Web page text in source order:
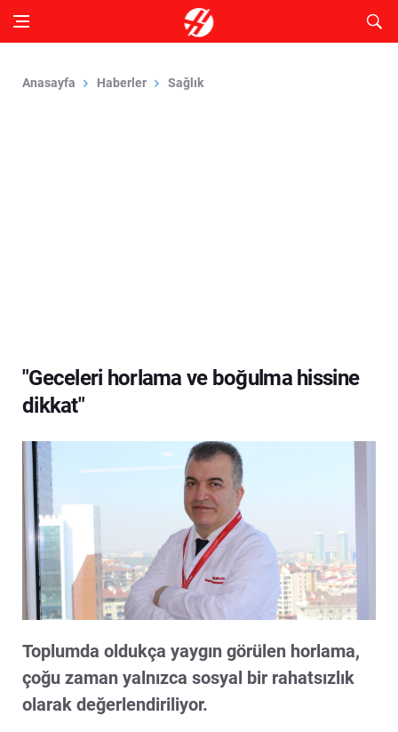
Anasayfa Haberler Sağlık
"Geceleri horlama ve boğulma hissine
dikkat"
Toplumda oldukça yaygın görülen horlama,
çoğu zaman yalnızca sosyal bir rahatsızlık
olarak değerlendiriliyor.